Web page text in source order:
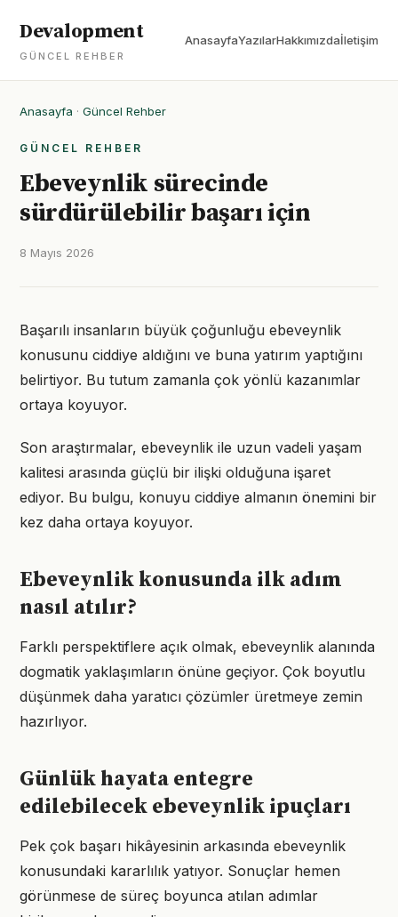
Devalopment
GÜNCEL REHBER
AnasayfaYazılarHakkımızdaİletişim
Anasayfa · Güncel Rehber
GÜNCEL REHBER
Ebeveynlik sürecinde
sürdürülebilir başarı için
8 Mayıs 2026
Başarılı insanların büyük çoğunluğu ebeveynlik
konusunu ciddiye aldığını ve buna yatırım yaptığını
belirtiyor. Bu tutum zamanla çok yönlü kazanımlar
ortaya koyuyor.
Son araştırmalar, ebeveynlik ile uzun vadeli yaşam
kalitesi arasında güçlü bir ilişki olduğuna işaret
ediyor. Bu bulgu, konuyu ciddiye almanın önemini bir
kez daha ortaya koyuyor.
Ebeveynlik konusunda ilk adım
nasıl atılır?
Farklı perspektiflere açık olmak, ebeveynlik alanında
dogmatik yaklaşımların önüne geçiyor. Çok boyutlu
düşünmek daha yaratıcı çözümler üretmeye zemin
hazırlıyor.
Günlük hayata entegre
edilebilecek ebeveynlik ipuçları
Pek çok başarı hikâyesinin arkasında ebeveynlik
konusundaki kararlılık yatıyor. Sonuçlar hemen
görünmese de süreç boyunca atılan adımlar